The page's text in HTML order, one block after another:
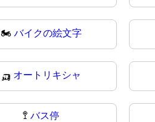
🏍️ バイクの絵文字
🛺 オートリキシャ
🚏 バス停